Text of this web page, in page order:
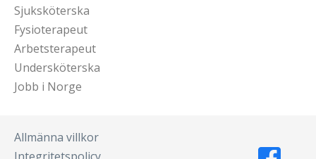
Sjuksköterska
Fysioterapeut
Arbetsterapeut
Undersköterska
Jobb i Norge
Allmänna villkor
Integritetspolicy